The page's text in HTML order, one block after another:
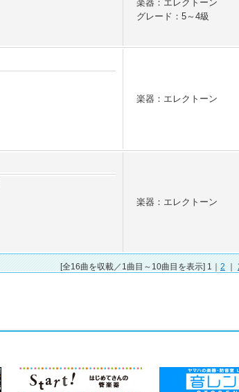
楽器：エレクトーン
グレード：5～4級
楽器：エレクトーン
楽器：エレクトーン
[全16曲を収載／1曲目～10曲目を表示] 1｜ 2 ｜